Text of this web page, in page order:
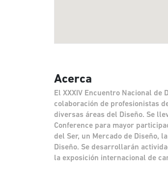
Acerca
El XXXIV Encuentro Nacional de
colaboración de profesionistas
diversas áreas del Diseño. Se
Conference para mayor
del Ser, un Mercado de Diseño,
Diseño. Se desarrollarán
la exposición internacional de